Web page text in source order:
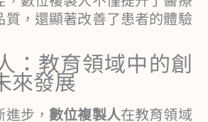
質，還顯著改善了患者的體驗
：教育領域中的創
來發展
步， 數位複製人在教育領域